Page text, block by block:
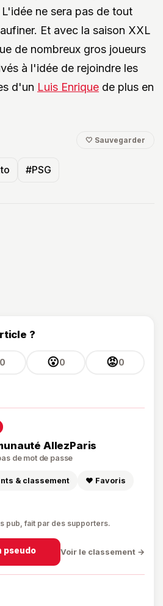
ne sera pas de tout
Et avec la saison XXL
de nombreux gros joueurs
à l'idée de rejoindre les
d'un Luis Enrique de plus en
🤍 Sauvegarder
#PSG
?
0 😮0 😡0
AllezParis
de mot de passe
& classement ❤️ Favoris
pub, fait par des supporters.
pseudo Voir le classement →